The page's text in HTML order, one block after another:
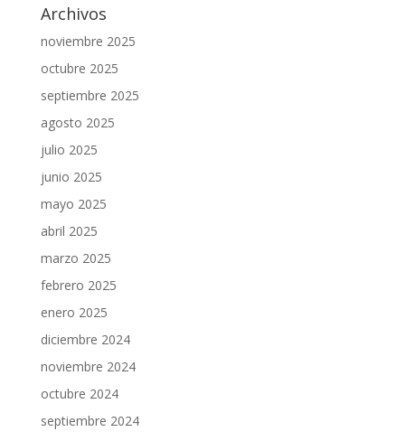
Archivos
noviembre 2025
octubre 2025
septiembre 2025
agosto 2025
julio 2025
junio 2025
mayo 2025
abril 2025
marzo 2025
febrero 2025
enero 2025
diciembre 2024
noviembre 2024
octubre 2024
septiembre 2024